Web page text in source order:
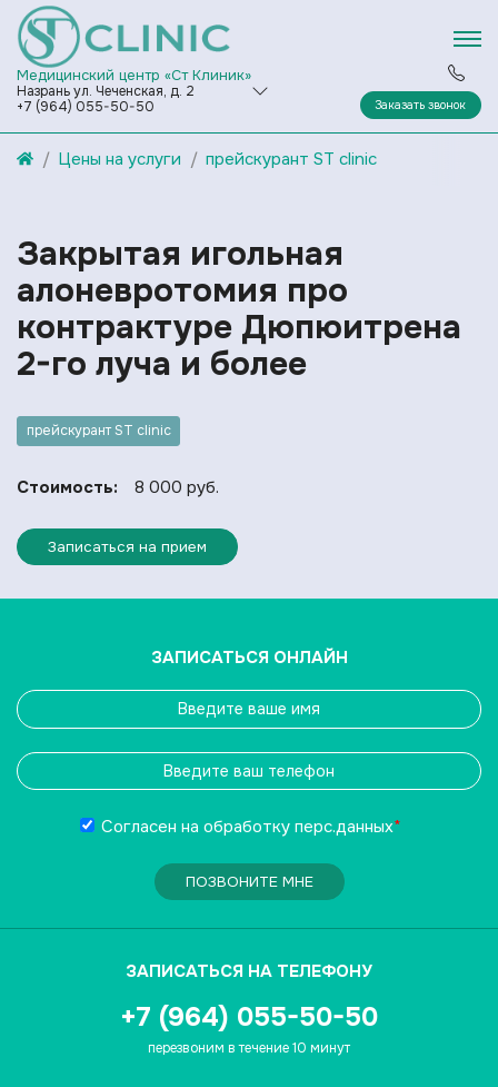
Медицинский центр «Ст Клиник»
Назрань ул. Чеченская, д. 2
+7 (964) 055-50-50
Заказать звонок
Цены на услуги прейскурант ST clinic
Закрытая игольная
алоневротомия про
контрактуре Дюпюитрена
2-го луча и более
прейскурант ST clinic
Стоимость: 8 000 руб.
Записаться на прием
ЗАПИСАТЬСЯ ОНЛАЙН
Согласен на обработку перс.данных*
ПОЗВОНИТЕ МНЕ
ЗАПИСАТЬСЯ НА ТЕЛЕФОНУ
+7 (964) 055-50-50
перезвоним в течение 10 минут